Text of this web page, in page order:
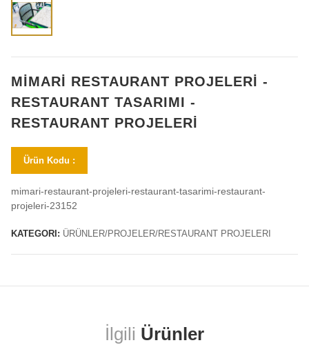
MİMARİ RESTAURANT PROJELERİ -
RESTAURANT TASARIMI -
RESTAURANT PROJELERİ
Ürün Kodu :
mimari-restaurant-projeleri-restaurant-tasarimi-restaurant-
projeleri-23152
KATEGORI: ÜRÜNLER/PROJELER/RESTAURANT PROJELERI
İlgili Ürünler